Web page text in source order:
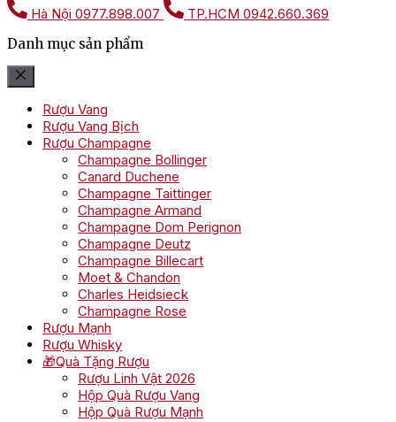
Hà Nội 0977.898.007 TP.HCM 0942.660.369
Danh mục sản phẩm
Rượu Vang
Rượu Vang Bịch
Rượu Champagne
Champagne Bollinger
Canard Duchene
Champagne Taittinger
Champagne Armand
Champagne Dom Perignon
Champagne Deutz
Champagne Billecart
Moet & Chandon
Charles Heidsieck
Champagne Rose
Rượu Mạnh
Rượu Whisky
🎁Quà Tặng Rượu
Rượu Linh Vật 2026
Hộp Quà Rượu Vang
Hộp Quà Rượu Mạnh